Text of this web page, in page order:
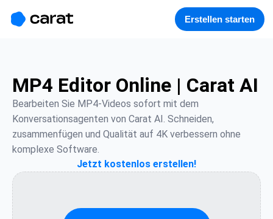
Erstellen starten
MP4 Editor Online | Carat AI
Bearbeiten Sie MP4-Videos sofort mit dem
Konversationsagenten von Carat AI. Schneiden,
zusammenfügen und Qualität auf 4K verbessern ohne
komplexe Software.
Jetzt kostenlos erstellen!